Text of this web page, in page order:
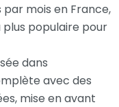
par mois en France,
populaire pour
dans
avec des
mise en avant